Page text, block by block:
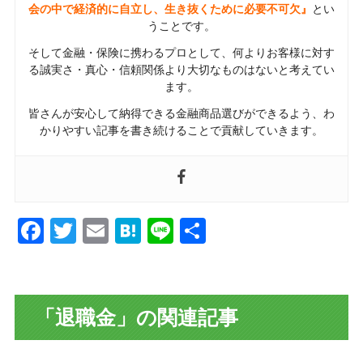
会の中で経済的に自立し、生き抜くために必要不可欠』
とい
うことです。
そして金融・保険に携わるプロとして、何よりお客様に対す
る誠実さ・真心・信頼関係より大切なものはないと考えてい
ます。
皆さんが安心して納得できる金融商品選びができるよう、わ
かりやすい記事を書き続けることで貢献していきます。
Facebook
Twitter
EmailHatena
Line共
「退職金」の関連記事